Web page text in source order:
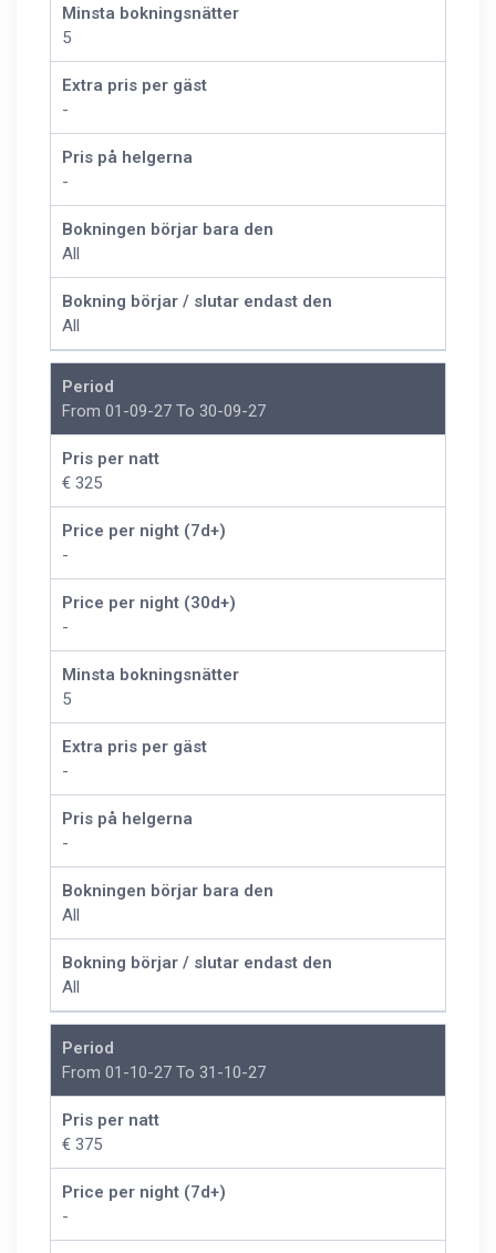
Minsta bokningsnätter
5
Extra pris per gäst
-
Pris på helgerna
-
Bokningen börjar bara den
All
Bokning börjar / slutar endast den
All
Period
From 01-09-27 To 30-09-27
Pris per natt
€ 325
Price per night (7d+)
-
Price per night (30d+)
-
Minsta bokningsnätter
5
Extra pris per gäst
-
Pris på helgerna
-
Bokningen börjar bara den
All
Bokning börjar / slutar endast den
All
Period
From 01-10-27 To 31-10-27
Pris per natt
€ 375
Price per night (7d+)
-